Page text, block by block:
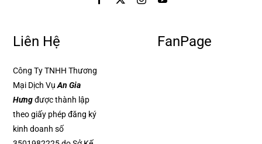
Liên Hệ
Công Ty TNHH Thương
Mại Dịch Vụ An Gia
Hưngđược thành lập
theo giấy phép đăng ký
kinh doanh số
FanPage